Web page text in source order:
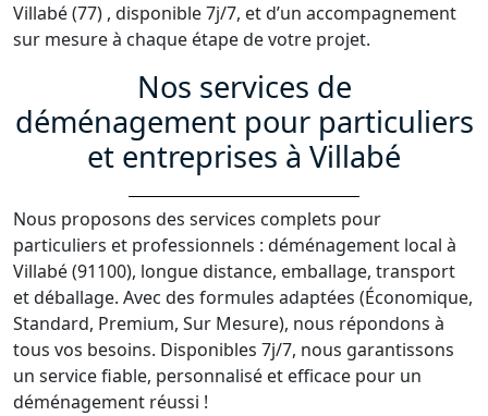
Villabé (77) , disponible 7j/7, et d’un accompagnement
sur mesure à chaque étape de votre projet.
Nos services de
déménagement pour particuliers
et entreprises à Villabé
Nous proposons des services complets pour
particuliers et professionnels : déménagement local à
Villabé (91100), longue distance, emballage, transport
et déballage. Avec des formules adaptées (Économique,
Standard, Premium, Sur Mesure), nous répondons à
tous vos besoins. Disponibles 7j/7, nous garantissons
un service fiable, personnalisé et efficace pour un
déménagement réussi !